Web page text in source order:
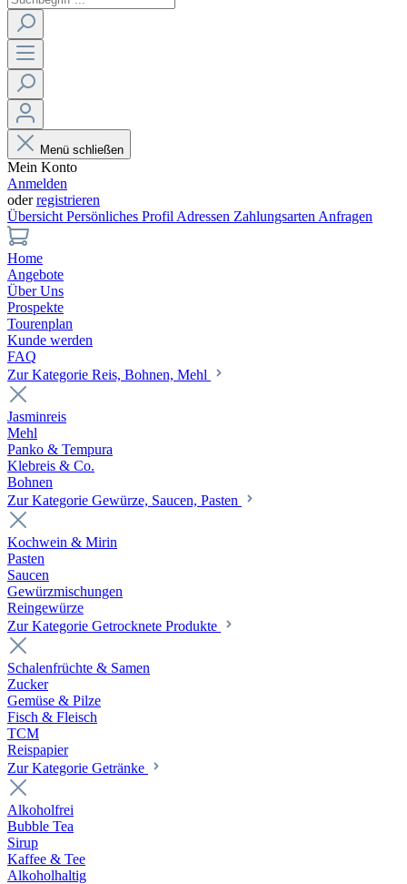
Menü schließen
Mein Konto
Anmelden
oderregistrieren
Übersicht Persönliches Profil Adressen Zahlungsarten Anfragen
Home
Angebote
Über Uns
Prospekte
Tourenplan
Kunde werden
FAQ
Zur Kategorie Reis, Bohnen, Mehl
Jasminreis
Mehl
Panko & Tempura
Klebreis & Co.
Bohnen
Zur Kategorie Gewürze, Saucen, Pasten
Kochwein & Mirin
Pasten
Saucen
Gewürzmischungen
Reingewürze
Zur Kategorie Getrocknete Produkte
Schalenfrüchte & Samen
Zucker
Gemüse & Pilze
Fisch & Fleisch
TCM
Reispapier
Zur Kategorie Getränke
Alkoholfrei
Bubble Tea
Sirup
Kaffee & Tee
Alkoholhaltig